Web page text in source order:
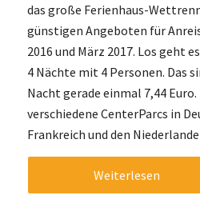
das große Ferienhaus-
günstigen Angeboten für
2016 und März 2017. Los geht
4 Nächte mit 4 Personen. Das
Nacht gerade einmal 7,44
verschiedene CenterParcs in
Frankreich und den
Weiterlesen